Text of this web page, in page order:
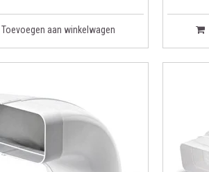
Toevoegen aan winkelwagen